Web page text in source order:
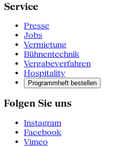
Service
Presse
Jobs
Vermietung
Bühnentechnik
Vergabeverfahren
Hospitality
Programmheft bestellen
Folgen Sie uns
Instagram
Facebook
Vimeo